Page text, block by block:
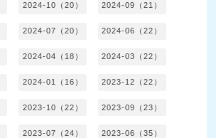
2024-10（20） 2024-09（21）
2024-07（20） 2024-06（22）
2024-04（18） 2024-03（22）
2024-01（16） 2023-12（22）
2023-10（22） 2023-09（23）
2023-07（24） 2023-06（35）